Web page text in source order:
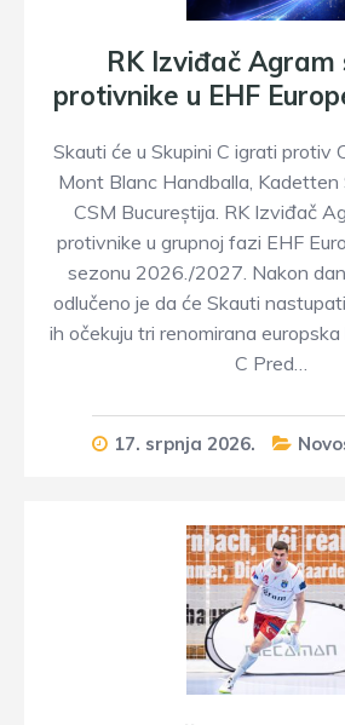
RK Izviđač Agram
protivnike u EHF
Skauti će u Skupini C igrati protiv
Mont Blanc Handballa,
CSM Bucureștija. RK Izviđač
protivnike u grupnoj fazi EHF
sezonu 2026./2027. Nakon
odlučeno je da će Skauti
ih očekuju tri renomirana europska
C Pred…
17. srpnja 2026.